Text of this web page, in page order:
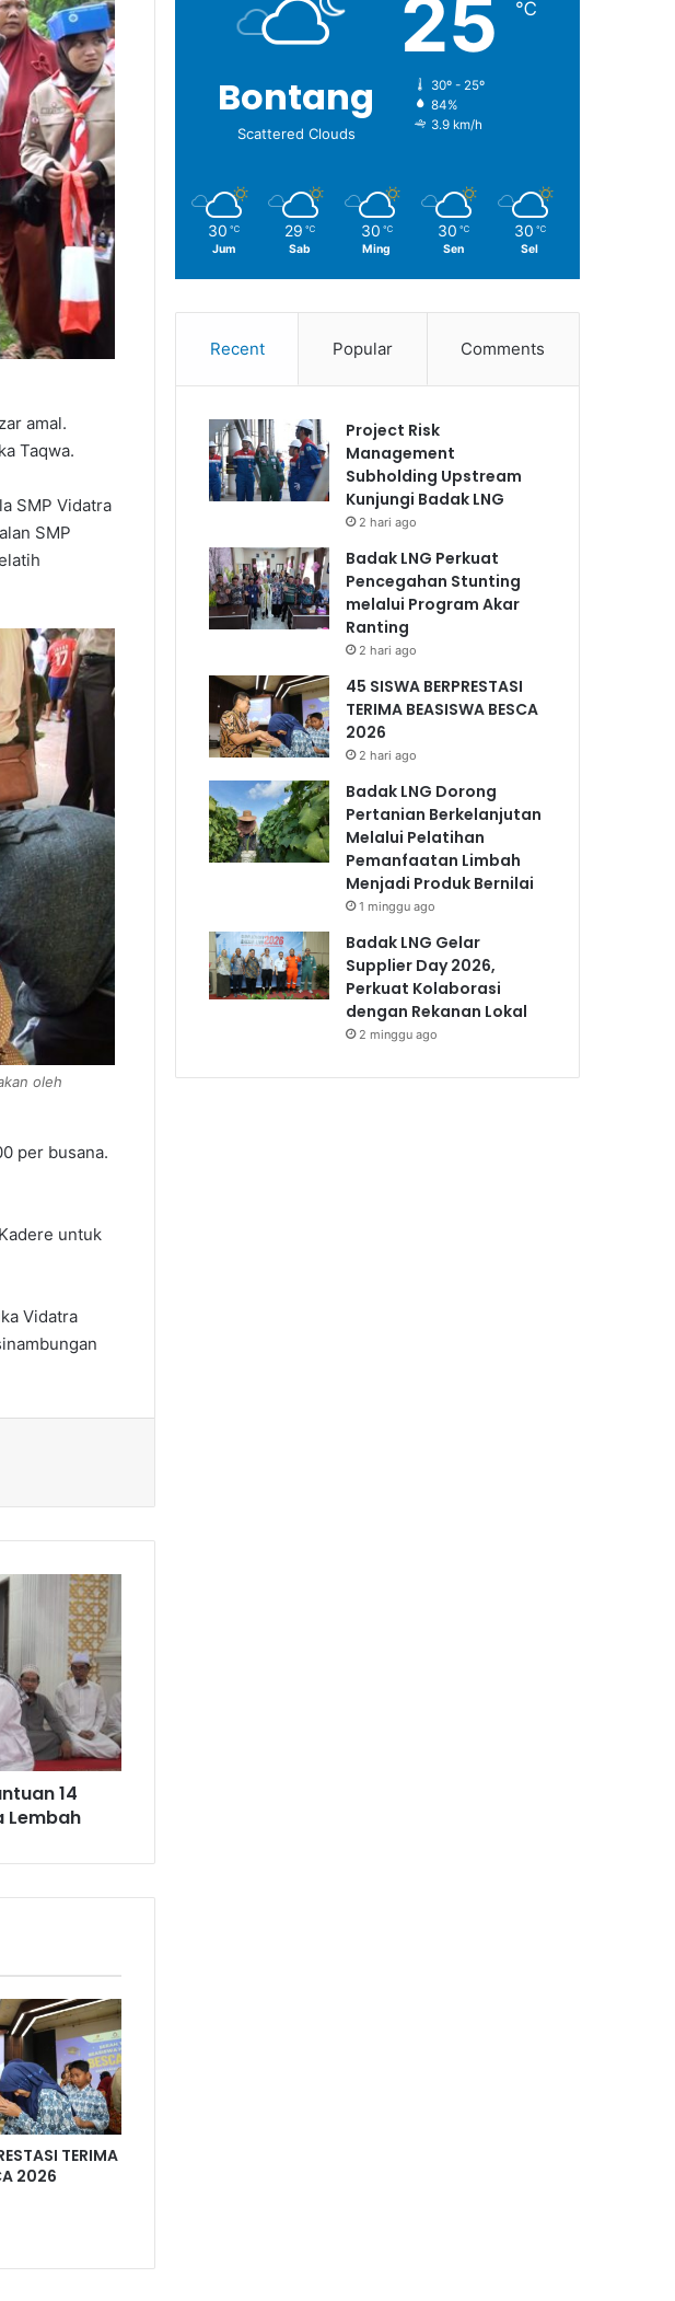
amal.
Taqwa.
SMP Vidatra
SMP
oleh
per busana.
untuk
Vidatra
14
Lembah
TERIMA
2026
Bontang
Scattered Clouds
25 ℃
30º - 25º
84%
3.9 km/h
30 ℃
Jum
29 ℃
Sab
30 ℃
Ming
30 ℃
Sen
30 ℃
Sel
Recent Popular Comments
Project Risk
Management
Subholding Upstream
Kunjungi Badak LNG
2 hari ago
Badak LNG Perkuat
Pencegahan Stunting
melalui Program Akar
Ranting
2 hari ago
45 SISWA BERPRESTASI
TERIMA BEASISWA BESCA
2026
2 hari ago
Badak LNG Dorong
Pertanian Berkelanjutan
Melalui Pelatihan
Pemanfaatan Limbah
Menjadi Produk Bernilai
1 minggu ago
Badak LNG Gelar
Supplier Day 2026,
Perkuat Kolaborasi
dengan Rekanan Lokal
2 minggu ago